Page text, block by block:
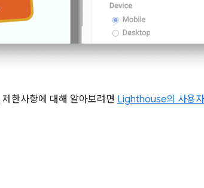
한사항에 대해 알아보려면 Lighthouse의 사용